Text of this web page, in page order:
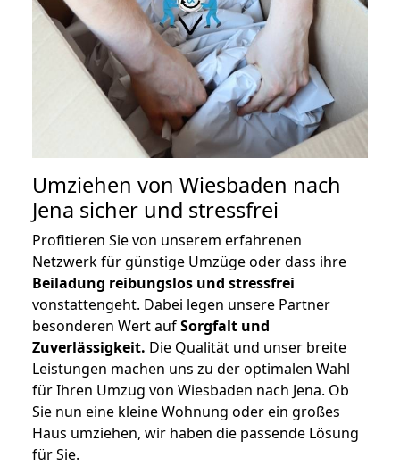
Umziehen von Wiesbaden nach
Jena sicher und stressfrei
Profitieren Sie von unserem erfahrenen
Netzwerk für günstige Umzüge oder dass ihre
Beiladung reibungslos und stressfrei
vonstattengeht. Dabei legen unsere Partner
besonderen Wert aufSorgfalt und
Zuverlässigkeit. Die Qualität und unser breite
Leistungen machen uns zu der optimalen Wahl
für Ihren Umzug von Wiesbaden nach Jena. Ob
Sie nun eine kleine Wohnung oder ein großes
Haus umziehen, wir haben die passende Lösung
für Sie.